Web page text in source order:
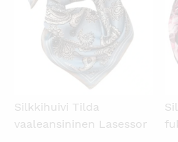
Silkkihuivi Tilda
vaaleansininen Lasessor